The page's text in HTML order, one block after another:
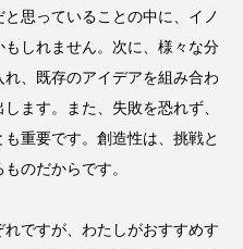
思っていることの中に、イノ
しれません。次に、様々な分
、既存のアイデアを組み合わ
ます。また、失敗を恐れず、
重要です。創造性は、挑戦と
のだからです。
ですが、わたしがおすすめす